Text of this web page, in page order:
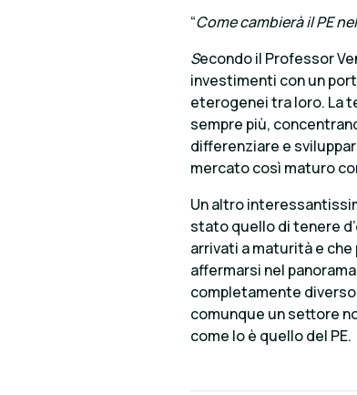
“Come cambierà il PE
Secondo il Professor
investimenti con un
eterogenei tra loro. La
sempre più,
differenziare e
mercato così maturo
Un altro
stato quello di tenere
arrivati a maturità e
affermarsi nel
completamente diverso
comunque un settore
come lo è quello del PE.